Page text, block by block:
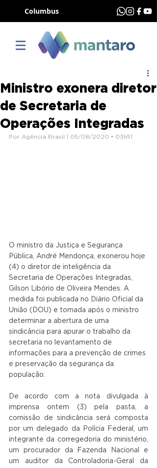
Columbus
Ministro exonera diretor
de Secretaria de
Operações Integradas
Por Agência Brasil | 05/08/2020 • 03h51
O ministro da Justiça e Segurança
Pública, André Mendonça, exonerou hoje
(4) o diretor de inteligência da
Secretaria de Operações Integradas,
Gilson Libório de Oliveira Mendes. A
medida foi publicada no Diário Oficial da
União (DOU) e tomada após o ministro
determinar a abertura de uma
sindicância para apurar o trabalho da
secretaria no levantamento de
informações para a prevenção de crimes
e preservação da segurança da
população.
De acordo com a nota divulgada à
imprensa ontem (3) pela pasta, a
comissão de sindicância será composta
por um delegado da Polícia Federal, um
integrante da corregedoria do ministério,
um procurador da Fazenda Nacional e
um auditor da Controladoria-Geral da